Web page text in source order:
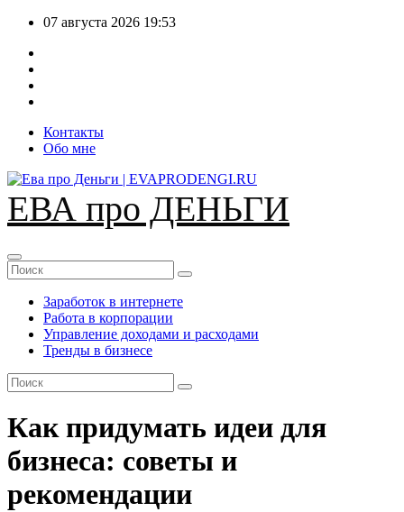
Перейти
содержимому
07 августа 2026 19:53
Контакты
Обо мне
ЕВА про ДЕНЬГИ
Заработок в интернете
Работа в корпорации
Управление доходами и расходами
Тренды в бизнесе
Как придумать идеи для
бизнеса: советы и
рекомендации